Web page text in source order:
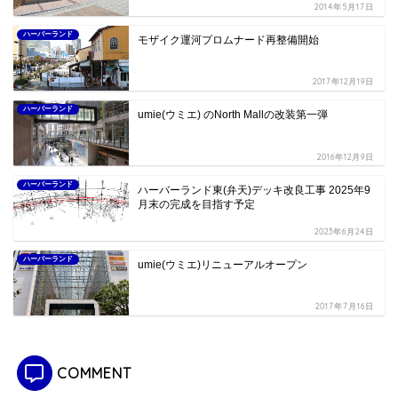
2014年5月17日
ハーバーランド モザイク運河プロムナード再整備開始
2017年12月19日
ハーバーランド umie(ウミエ) のNorth Mallの改装第一弾
2016年12月9日
ハーバーランド
ハーバーランド東(弁天)デッキ改良工事 2025年9
月末の完成を目指す予定
2023年6月24日
ハーバーランド umie(ウミエ)リニューアルオープン
2017年7月16日
COMMENT